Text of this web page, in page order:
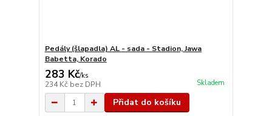
Pedály (šlapadla) AL - sada - Stadion, Jawa
Babetta, Korado
283 Kč/ks
234 Kč bez DPH Skladem
Přidat do košíku